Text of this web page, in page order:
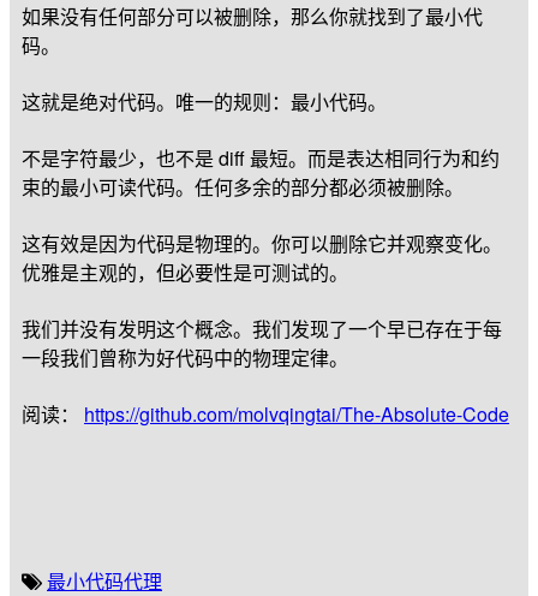
如果没有任何部分可以被删除，那么你就找到了最小代
码。
这就是绝对代码。唯一的规则：最小代码。
不是字符最少，也不是 diff 最短。而是表达相同行为和约
束的最小可读代码。任何多余的部分都必须被删除。
这有效是因为代码是物理的。你可以删除它并观察变化。
优雅是主观的，但必要性是可测试的。
我们并没有发明这个概念。我们发现了一个早已存在于每
一段我们曾称为好代码中的物理定律。
阅读： https://github.com/molvqingtai/The-Absolute-Code
最小代码代理